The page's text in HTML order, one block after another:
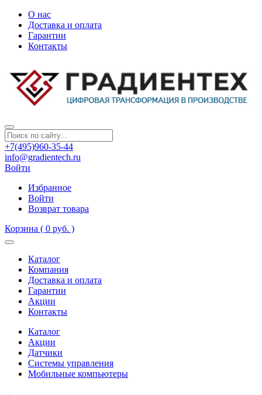
О нас
Доставка и оплата
Гарантии
Контакты
+7(495)960-35-44
info@gradientech.ru
Войти
Избранное
Войти
Возврат товара
Корзина ( 0 руб. )
Каталог
Компания
Доставка и оплата
Гарантии
Акции
Контакты
Каталог
Акции
Датчики
Системы управления
Мобильные компьютеры